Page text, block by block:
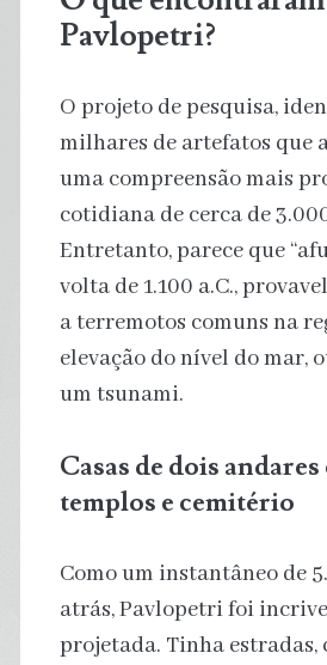
Pavlopetri?
O projeto de pesquisa,
milhares de artefatos que
uma compreensão mais
cotidiana de cerca de
Entretanto, parece que
volta de 1.100 a.C.,
a terremotos comuns na
elevação do nível do mar,
um tsunami.
Casas de dois
templos e cemitério
Como um instantâneo de
atrás, Pavlopetri foi
projetada. Tinha estradas,